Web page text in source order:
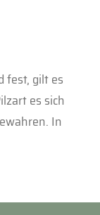
fest, gilt es
es sich
In